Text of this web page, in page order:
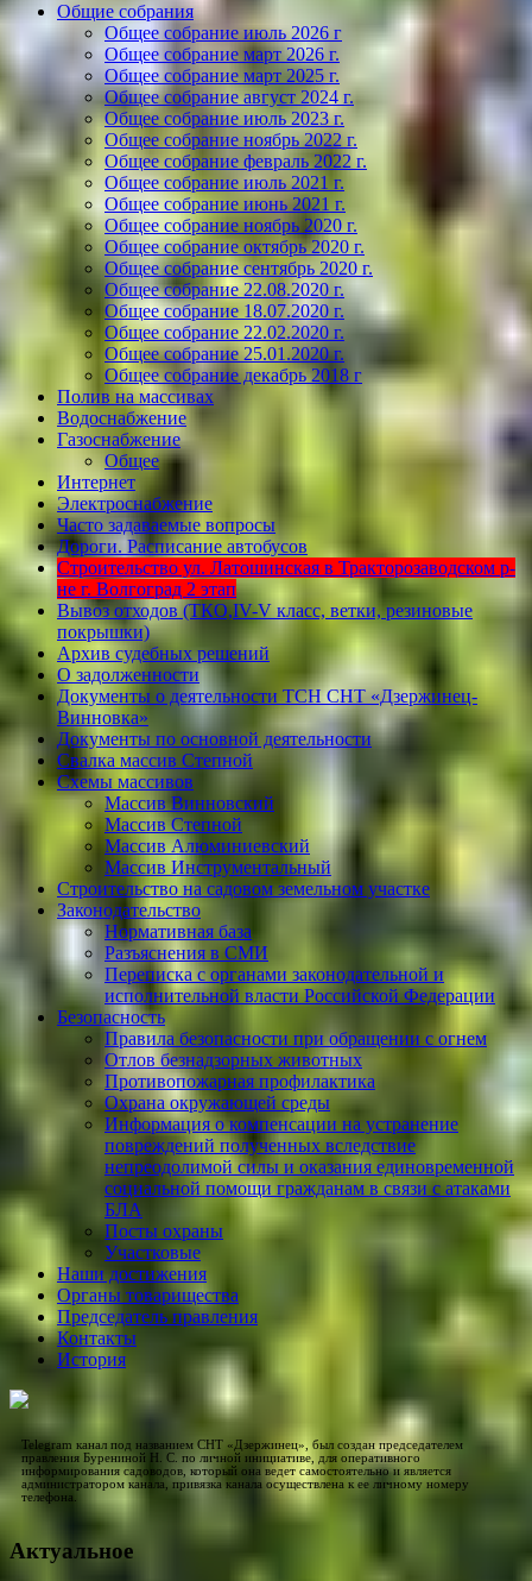
Общие собрания
Общее собрание июль 2026 г
Общее собрание март 2026 г.
Общее собрание март 2025 г.
Общее собрание август 2024 г.
Общее собрание июль 2023 г.
Общее собрание ноябрь 2022 г.
Общее собрание февраль 2022 г.
Общее собрание июль 2021 г.
Общее собрание июнь 2021 г.
Общее собрание ноябрь 2020 г.
Общее собрание октябрь 2020 г.
Общее собрание сентябрь 2020 г.
Общее собрание 22.08.2020 г.
Общее собрание 18.07.2020 г.
Общее собрание 22.02.2020 г.
Общее собрание 25.01.2020 г.
Общее собрание декабрь 2018 г
Полив на массивах
Водоснабжение
Газоснабжение
Общее
Интернет
Электроснабжение
Часто задаваемые вопросы
Дороги. Расписание автобусов
Строительство ул. Латошинская в Тракторозаводском р-
не г. Волгоград 2 этап
Вывоз отходов (ТКО,IV-V класс, ветки, резиновые
покрышки)
Архив судебных решений
О задолженности
Документы о деятельности ТСН СНТ «Дзержинец-
Винновка»
Документы по основной деятельности
Свалка массив Степной
Схемы массивов
Массив Винновский
Массив Степной
Массив Алюминиевcкий
Массив Инструментальный
Строительство на садовом земельном участке
Законодательство
Нормативная база
Разъяснения в СМИ
Переписка с органами законодательной и
исполнительной власти Российской Федерации
Безопасность
Правила безопасности при обращении с огнем
Отлов безнадзорных животных
Противопожарная профилактика
Охрана окружающей среды
Информация о компенсации на устранение
повреждений полученных вследствие
непреодолимой силы и оказания единовременной
социальной помощи гражданам в связи с атаками
БЛА
Посты охраны
Участковые
Наши достижения
Органы товарищества
Председатель правления
Контакты
История
Telegram канал под названием СНТ «Дзержинец», был создан председателем
правления Бурениной Н. С. по личной инициативе, для оперативного
информирования садоводов, который она ведет самостоятельно и является
администратором канала, привязка канала осуществлена к ее личному номеру
телефона.
Актуальное